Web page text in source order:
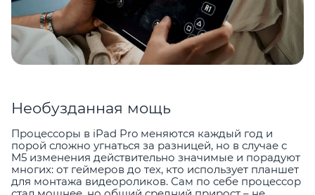
Необузданная мощь
Процессоры в iPad Pro меняются каждый год и
порой сложно угнаться за разницей, но в случае с
M5 изменения действительно значимые и порадуют
многих: от геймеров до тех, кто использует планшет
для монтажа видеороликов. Сам по себе процессор